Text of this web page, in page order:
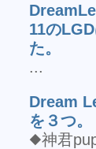
11の
た。
...
Dream
を３つ。
◆神君